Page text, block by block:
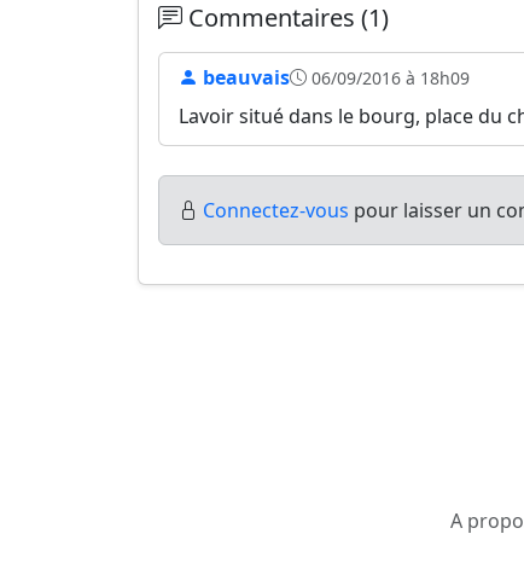
Commentaires (1)
beauvais 06/09/2016 à 18h09
Lavoir situé dans le bourg, place du
Connectez-vous pour laisser un
A